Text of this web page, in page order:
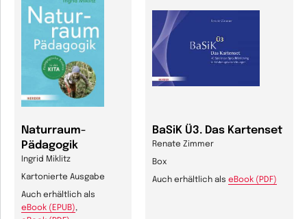
Naturraum-
Pädagogik
Ingrid Miklitz
Kartonierte Ausgabe
Auch erhältlich als
eBook (EPUB),
BaSiK Ü3. Das Kartenset
Renate Zimmer
Box
Auch erhältlich als eBook (PDF)